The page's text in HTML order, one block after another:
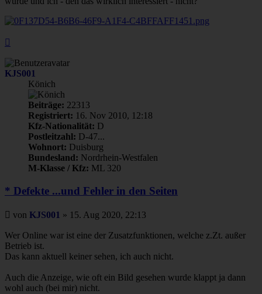
KJS001
Könich
Beiträge: 22313
Registriert: 16. Nov 2010, 12:18
Kfz-Nationalität: D
Postleitzahl: D-47...
Wohnort: Duisburg
Bundesland: Nordrhein-Westfalen
M-Klasse / Kfz: ML 320
* Defekte ...und Fehler in den Seiten
Beitrag
von KJS001 » 15. Aug 2020, 22:13
Wer Online war ist eine der Zusatzfunktionen, welche z.Zt. außer
Betrieb ist.
Das kann aktuell keiner sehen, ich auch nicht.
Auch die Anzeige, wie oft ein Bild gesehen wurde klappt ja dann
wohl auch (bei mir) nicht.